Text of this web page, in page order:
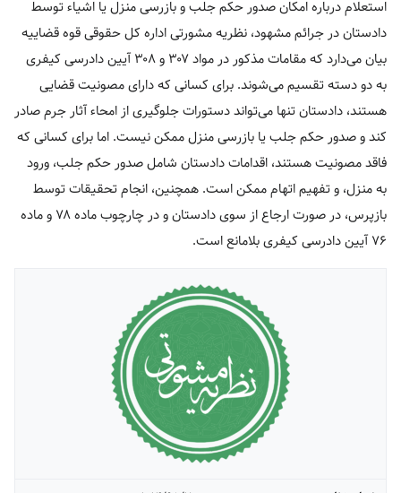
استعلام درباره امکان صدور حکم جلب و بازرسی منزل یا اشیاء توسط
دادستان در جرائم مشهود، نظریه مشورتی اداره کل حقوقی قوه قضاییه
بیان می‌دارد که مقامات مذکور در مواد ۳۰۷ و ۳۰۸ آیین دادرسی کیفری
به دو دسته تقسیم می‌شوند. برای کسانی که دارای مصونیت قضایی
هستند، دادستان تنها می‌تواند دستورات جلوگیری از امحاء آثار جرم صادر
کند و صدور حکم جلب یا بازرسی منزل ممکن نیست. اما برای کسانی که
فاقد مصونیت هستند، اقدامات دادستان شامل صدور حکم جلب، ورود
به منزل، و تفهیم اتهام ممکن است. همچنین، انجام تحقیقات توسط
بازپرس، در صورت ارجاع از سوی دادستان و در چارچوب ماده ۷۸ و ماده
۷۶ آیین دادرسی کیفری بلامانع است.